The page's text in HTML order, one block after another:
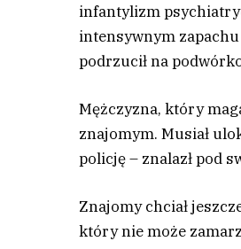
infantylizm
intensywnym
podrzucił na
Mężczyzna, który
znajomym. Musiał
policję – znalazł pod
Znajomy chciał
który nie może